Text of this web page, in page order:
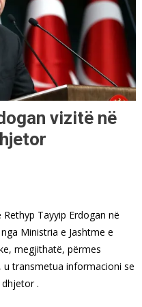
vizitë në
Tayyip Erdogan në
Ministria e Jashtme e
megjithatë, përmes
u transmetua informacioni se
.